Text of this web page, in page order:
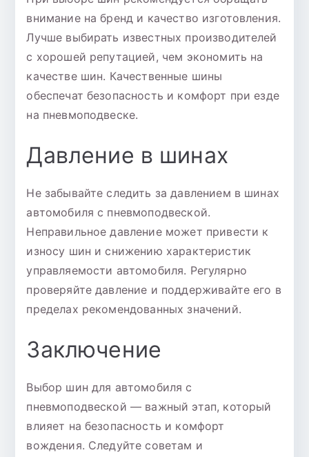
внимание на бренд и качество изготовления.
Лучше выбирать известных производителей
с хорошей репутацией, чем экономить на
качестве шин. Качественные шины
обеспечат безопасность и комфорт при езде
на пневмоподвеске.
Давление в шинах
Не забывайте следить за давлением в шинах
автомобиля с пневмоподвеской.
Неправильное давление может привести к
износу шин и снижению характеристик
управляемости автомобиля. Регулярно
проверяйте давление и поддерживайте его в
пределах рекомендованных значений.
Заключение
Выбор шин для автомобиля с
пневмоподвеской — важный этап, который
влияет на безопасность и комфорт
вождения. Следуйте советам и